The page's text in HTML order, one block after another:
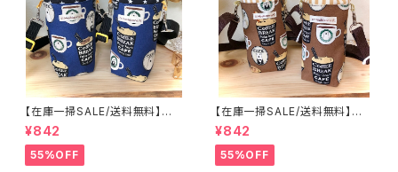
【在庫一掃SALE/送料無料】洗
える保温保冷ペットボトルカバー
＆水筒ホルダー【白くまコーヒ
ー】子供用★PS.4445｜通園用
のかわいいトートバッグや子供ス
¥842
55%OFF
【在庫一掃SALE/送料無料】洗
える保温保冷ペットボトルカバー
＆水筒ホルダー【白くまコーヒ
ー】子供用★PS.3233｜通園用
のかわいいトートバッグや子供ス
¥842
55%OFF